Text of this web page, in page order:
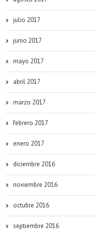
julio 2017
junio 2017
mayo 2017
abril 2017
marzo 2017
febrero 2017
enero 2017
diciembre 2016
noviembre 2016
octubre 2016
septiembre 2016